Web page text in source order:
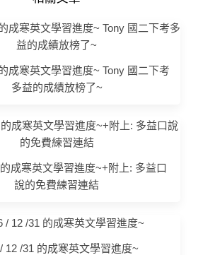
成寒英文學習進度~ Tony 國二下考
多益的成績放榜了~
成寒英文學習進度~+附上: 多益口
說的免費練習連結
12 /31 的成寒英文學習進度~